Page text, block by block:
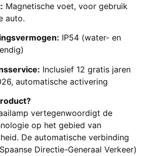
Magnetische voet, voor gebruik
auto.
IP54 (water- en
Inclusief 12 gratis jaren
automatische activering
vertegenwoordigt de
op het gebied van
De automatische verbinding
Directie-Generaal Verkeer)